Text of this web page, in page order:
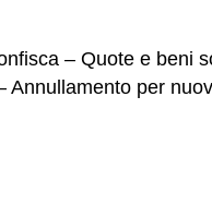
– Quote e beni
per